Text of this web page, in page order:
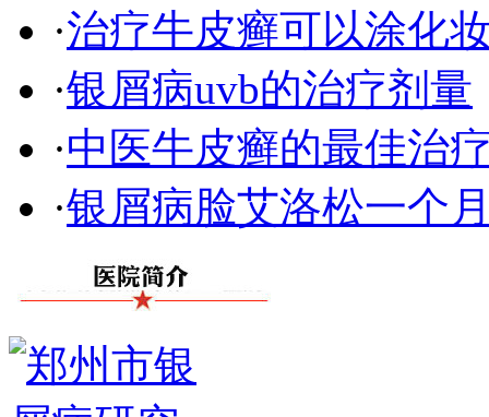
·治疗牛皮癣可以涂化
·银屑病uvb的治疗剂量
·中医牛皮癣的最佳治
·银屑病脸艾洛松一个